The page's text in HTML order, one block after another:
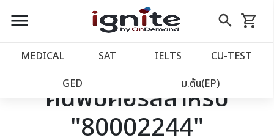
close
account_balance หน้าแรก
เว็บไซต์อิกไนท์
โปรโมชั่น
menu search
Skip
to
shopping_cart
รถเข็น
MEDICAL SAT IELTS CU‑TEST
GED ม.ต้น(EP)
ค้นพบคอร์สสำหรับ
"80002244"